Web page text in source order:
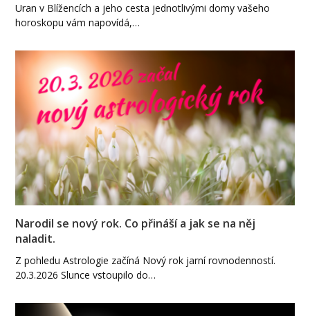
Uran v Blížencích a jeho cesta jednotlivými domy vašeho
horoskopu vám napovídá,…
Narodil se nový rok. Co přináší a jak se na něj
naladit.
Z pohledu Astrologie začíná Nový rok jarní rovnodenností.
20.3.2026 Slunce vstoupilo do…